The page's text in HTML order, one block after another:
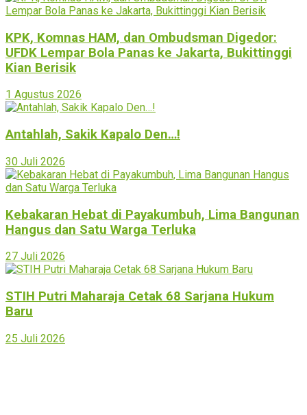
KPK, Komnas HAM, dan Ombudsman Digedor:
UFDK Lempar Bola Panas ke Jakarta, Bukittinggi
Kian Berisik
1 Agustus 2026
Antahlah, Sakik Kapalo Den…!
30 Juli 2026
Kebakaran Hebat di Payakumbuh, Lima Bangunan
Hangus dan Satu Warga Terluka
27 Juli 2026
STIH Putri Maharaja Cetak 68 Sarjana Hukum
Baru
25 Juli 2026